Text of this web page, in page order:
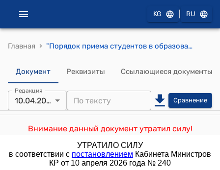
KG RU
Главная › "Порядок приема студентов в образовательные организации среднего профессионального образования Кыргызской Республики" (утвержден постановлением Правительства Кыргызской Республики от 4 июля 2012 года № 470)
Документ Реквизиты Ссылающиеся документы
Редакция
10.04.2026 Сравнение
Внимание данный документ утратил силу!